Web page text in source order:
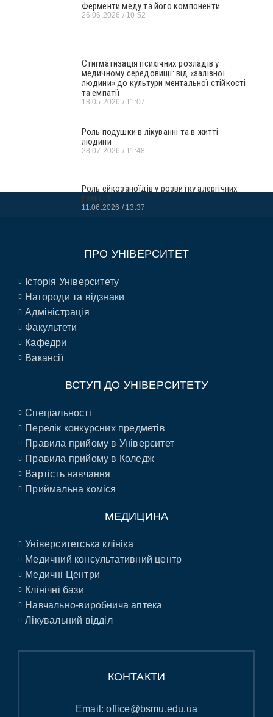
Ферменти меду та його компоненти
26.06.2026 10:52
Стигматизація психічних розладів у
медичному середовищі: від «залізної
людини» до культури ментальної стійкості
та емпатії
18.05.2026 11:07
Роль подушки в лікуванні та в житті
людини
28.07.2026 11:48
Роль ейкозаноїдів у розвитку алергічних
реакцій
11.06.2026 13:37
ПРО УНІВЕРСИТЕТ
Історія Університету
Нагороди та відзнаки
Адміністрація
Факультети
Кафедри
Вакансії
ВСТУП ДО УНІВЕРСИТЕТУ
Спеціальності
Перелік конкурсних предметів
Правила прийому в Університет
Правила прийому в Коледж
Вартість навчання
Приймальна коміся
МЕДИЦИНА
Університетська клініка
Медичний консультативний центр
Медичні Центри
Клінічні бази
Навчально-виробнича аптека
Лікувальний відділ
КОНТАКТИ
Email:office@bsmu.edu.ua